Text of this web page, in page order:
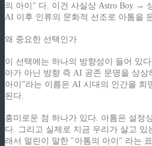
의 아이" 다. 이건 사실상 Astro Boy →
AI 이후 인류의 문화적 선조로 아톰을
왜 중요한 선택인가
이 선택에는 하나의 방향성이 들어 있
아가 아닌 방향 즉 AI 공존 문명을 상상
아이”라는 이름은 AI 시대의 인간을 희
된다.
흥미로운 점 하나가 있다. 아톰은 설정
다. 그리고 실제로 지금 우리가 살고 있
래서 멀린이 말한 "아톰의 아이" 라는